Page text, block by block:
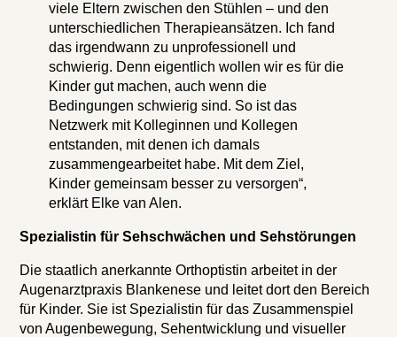
viele Eltern zwischen den Stühlen – und den
unterschiedlichen Therapieansätzen. Ich fand
das irgendwann zu unprofessionell und
schwierig. Denn eigentlich wollen wir es für die
Kinder gut machen, auch wenn die
Bedingungen schwierig sind. So ist das
Netzwerk mit Kolleginnen und Kollegen
entstanden, mit denen ich damals
zusammengearbeitet habe. Mit dem Ziel,
Kinder gemeinsam besser zu versorgen“,
erklärt Elke van Alen.
Spezialistin für Sehschwächen und Sehstörungen
Die staatlich anerkannte Orthoptistin arbeitet in der
Augenarztpraxis Blankenese und leitet dort den Bereich
für Kinder. Sie ist Spezialistin für das Zusammenspiel
von Augenbewegung, Sehentwicklung und visueller